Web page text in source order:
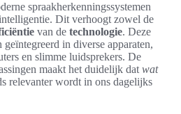
spraakherkenningssystemen
Dit verhoogt zowel de
van de technologie. Deze
geïntegreerd in diverse apparaten,
en slimme luidsprekers. De
maakt het duidelijk dat wat
relevanter wordt in ons dagelijks